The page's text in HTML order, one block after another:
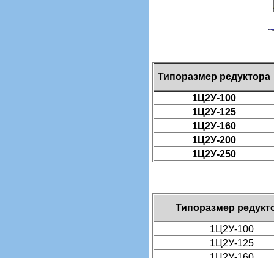
Типоразмер редуктора
1Ц2У-100
1Ц2У-125
1Ц2У-160
1Ц2У-200
1Ц2У-250
Типоразмер
1Ц2У-100
1Ц2У-125